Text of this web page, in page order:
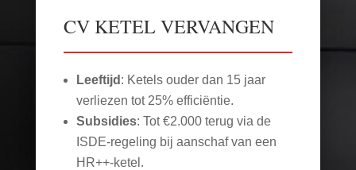
CV KETEL VERVANGEN
Leeftijd : Ketels ouder dan 15 jaar
verliezen tot 25% efficiëntie.
Subsidies: Tot €2.000 terug via de
ISDE-regeling bij aanschaf van een
HR++-ketel.